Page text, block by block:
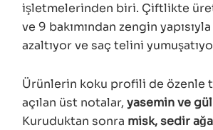
işletmelerinden biri. Çiftlikte
ve 9 bakımından zengin
azaltıyor ve saç telini
Ürünlerin koku profili de özenle
açılan üst notalar, yasemin ve
Kuruduktan sonra misk, sedir